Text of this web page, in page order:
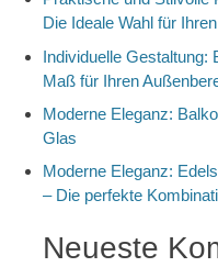
Die Ideale Wahl für
Individuelle Gestaltung:
Maß für Ihren
Moderne Eleganz:
Glas
Moderne Eleganz:
– Die perfekte
Neueste